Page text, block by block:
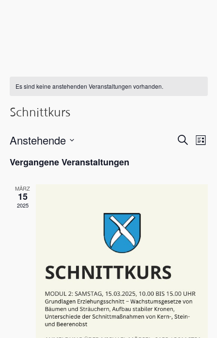
Es sind keine anstehenden Veranstaltungen vorhanden.
Schnittkurs
Suche
Liste
Anstehende
wählen.
Vergangene Veranstaltungen
MÄRZ
15
2025